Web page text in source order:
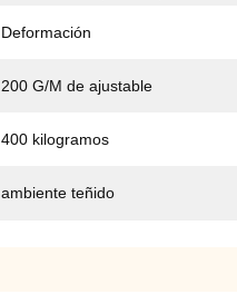
Deformación
200 G/M de ajustable
400 kilogramos
ambiente teñido